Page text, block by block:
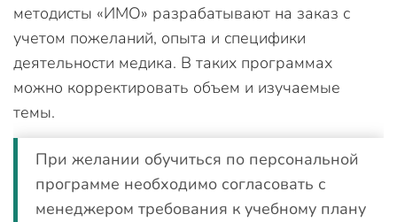
методисты «ИМО» разрабатывают на заказ с
учетом пожеланий, опыта и специфики
деятельности медика. В таких программах
можно корректировать объем и изучаемые
темы.
При желании обучиться по персональной
программе необходимо согласовать с
менеджером требования к учебному плану